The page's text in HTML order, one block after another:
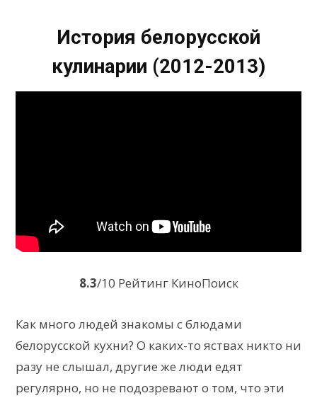
История белорусской
кулинарии (2012-2013)
8.3/10 Рейтинг КиноПоиск
Как много людей знакомы с блюдами
белорусской кухни? О каких-то яствах никто ни
разу не слышал, другие же люди едят
регулярно, но не подозревают о том, что эти